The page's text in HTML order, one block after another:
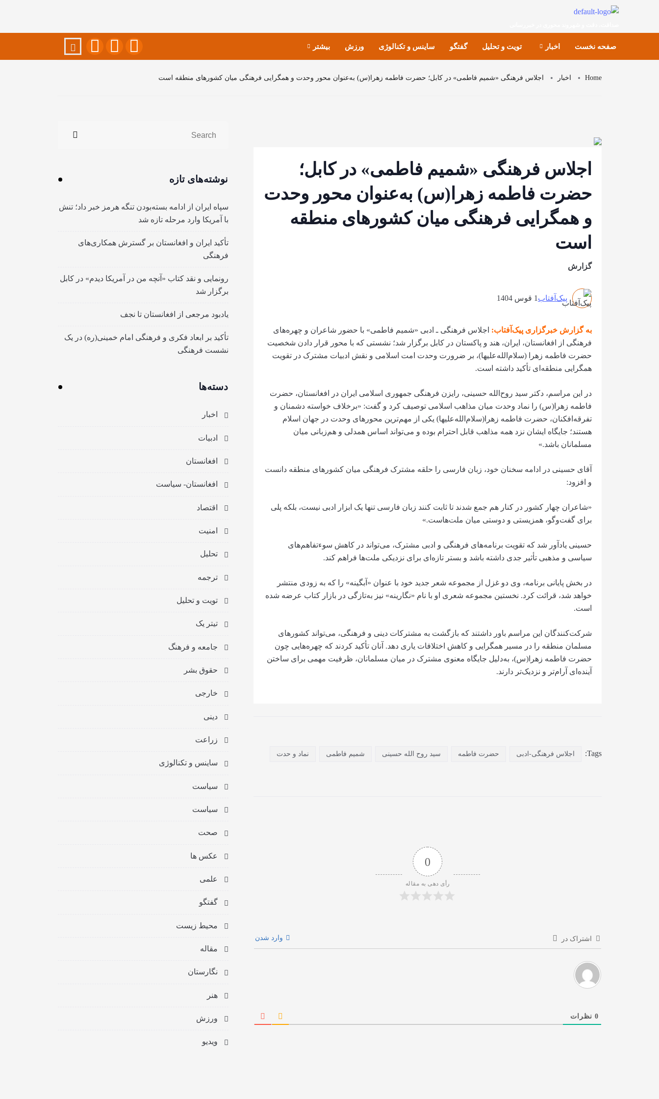
صفحه نخست اخبار تویت و تحلیل گفتگو ساینس و تکنالوژی ورزش بیشتر
Home اخبار اجلاس فرهنگی «شمیم فاطمی» در کابل؛ حضرت فاطمه زهرا(س) به‌عنوان محور وحدت و همگرایی فرهنگی میان کشورهای منطقه است
اجلاس فرهنگی «شمیم فاطمی» در کابل؛
حضرت فاطمه زهرا(س) به‌عنوان محور وحدت
و همگرایی فرهنگی میان کشورهای منطقه
است
گزارش
پیک‌آفتاب 1 قوس 1404
به گزارش خبرگزاری پیک‌آفتاب: اجلاس فرهنگی ـ ادبی «شمیم فاطمی» با حضور شاعران و چهره‌های
فرهنگی از افغانستان، ایران، هند و پاکستان در کابل برگزار شد؛ نشستی که با محور قرار دادن شخصیت
حضرت فاطمه زهرا (سلام‌الله‌علیها)، بر ضرورت وحدت امت اسلامی و نقش ادبیات مشترک در تقویت
همگرایی منطقه‌ای تأکید داشته است.
در این مراسم، دکتر سید روح‌الله حسینی، رایزن فرهنگی جمهوری اسلامی ایران در افغانستان، حضرت
فاطمه زهرا(س) را نماد وحدت میان مذاهب اسلامی توصیف کرد و گفت: «برخلاف خواسته دشمنان و
تفرقه‌افکنان، حضرت فاطمه زهرا(سلام‌الله‌علیها) یکی از مهم‌ترین محورهای وحدت در جهان اسلام
هستند؛ جایگاه ایشان نزد همه مذاهب قابل احترام بوده و می‌تواند اساس همدلی و هم‌زبانی میان
مسلمانان باشد.»
آقای حسینی در ادامه سخنان خود، زبان فارسی را حلقه مشترک فرهنگی میان کشورهای منطقه دانست
و افزود:
«شاعران چهار کشور در کنار هم جمع شدند تا ثابت کنند زبان فارسی تنها یک ابزار ادبی نیست، بلکه پلی
برای گفت‌وگو، همزیستی و دوستی میان ملت‌هاست.»
حسینی یادآور شد که تقویت برنامه‌های فرهنگی و ادبی مشترک، می‌تواند در کاهش سوءتفاهم‌های
سیاسی و مذهبی تأثیر جدی داشته باشد و بستر تازه‌ای برای نزدیکی ملت‌ها فراهم کند.
در بخش پایانی برنامه، وی دو غزل از مجموعه شعر جدید خود با عنوان «آبگینه» را که به زودی منتشر
خواهد شد، قرائت کرد. نخستین مجموعه شعری او با نام «نگارینه» نیز به‌تازگی در بازار کتاب عرضه شده
است.
شرکت‌کنندگان این مراسم باور داشتند که بازگشت به مشترکات دینی و فرهنگی، می‌تواند کشورهای
مسلمان منطقه را در مسیر همگرایی و کاهش اختلافات یاری دهد. آنان تأکید کردند که چهره‌هایی چون
حضرت فاطمه زهرا(س)، به‌دلیل جایگاه معنوی مشترک در میان مسلمانان، ظرفیت مهمی برای ساختن
آینده‌ای آرام‌تر و نزدیک‌تر دارند.
Tags: اجلاس فرهنگی-ادبی حضرت فاطمه سید روح الله حسینی شمیم فاطمی نماد و حدت
0
رأی دهی به مقاله
اشتراک در وارد شدن
0 نظرات
نوشته‌های تازه
سپاه ایران از ادامه بسته‌بودن تنگه هرمز خبر داد؛ تنش
با آمریکا وارد مرحله تازه شد
تأکید ایران و افغانستان بر گسترش همکاری‌های
فرهنگی
رونمایی و نقد کتاب «آنچه من در آمریکا دیدم» در کابل
برگزار شد
یادبود مرجعی از افغانستان تا نجف
تأکید بر ابعاد فکری و فرهنگی امام خمینی(ره) در یک
نشست فرهنگی
دسته‌ها
اخبار
ادبیات
افغانستان
افغانستان- سیاست
اقتصاد
امنیت
تحلیل
ترجمه
تویت و تحلیل
تیتر یک
جامعه و فرهنگ
حقوق بشر
خارجی
دینی
زراعت
ساینس و تکنالوژی
سیاست
سیاست
صحت
عکس ها
علمی
گفتگو
محیط زیست
مقاله
نگارستان
هنر
ورزش
ویدیو